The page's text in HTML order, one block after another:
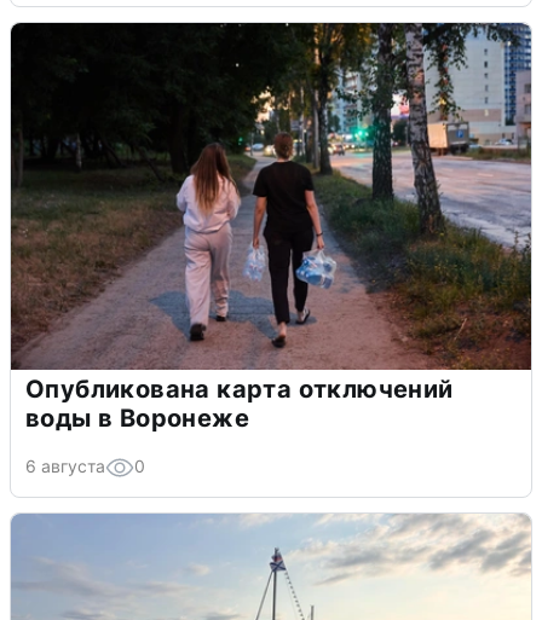
Опубликована карта отключений
воды в Воронеже
6 августа 0